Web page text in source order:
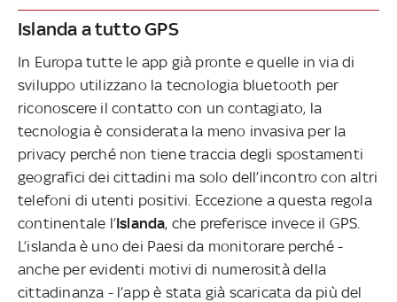
Islanda a tutto GPS
In Europa tutte le app già pronte e quelle in via di
sviluppo utilizzano la tecnologia bluetooth per
riconoscere il contatto con un contagiato, la
tecnologia è considerata la meno invasiva per la
privacy perché non tiene traccia degli spostamenti
geografici dei cittadini ma solo dell’incontro con altri
telefoni di utenti positivi. Eccezione a questa regola
continentale l’Islanda, che preferisce invece il GPS.
L’islanda è uno dei Paesi da monitorare perché -
anche per evidenti motivi di numerosità della
cittadinanza - l’app è stata già scaricata da più del